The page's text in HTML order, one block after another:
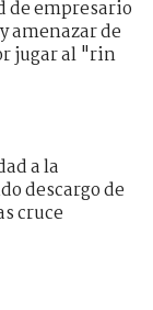
de empresario
amenazar de
jugar al "rin
a la
descargo de
cruce